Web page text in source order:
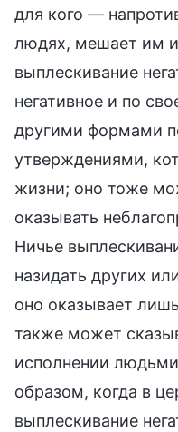
для кого —
людях, мешает им
выплескивание
негативное и по
другими формами
утверждениями,
жизни; оно тоже
оказывать
Ничье
назидать других
оно оказывает
также может
исполнении
образом, когда в
выплескивание